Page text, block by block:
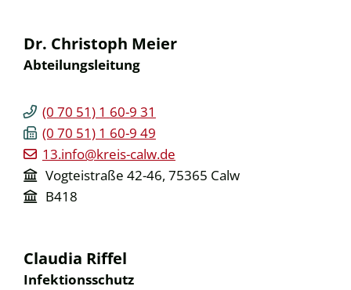
Dr. Christoph Meier
Abteilungsleitung
(0 70 51) 1 60-9 31
(0 70 51) 1 60-9 49
13.info@kreis-calw.de
Vogteistraße 42-46, 75365 Calw
B418
Claudia Riffel
Infektionsschutz